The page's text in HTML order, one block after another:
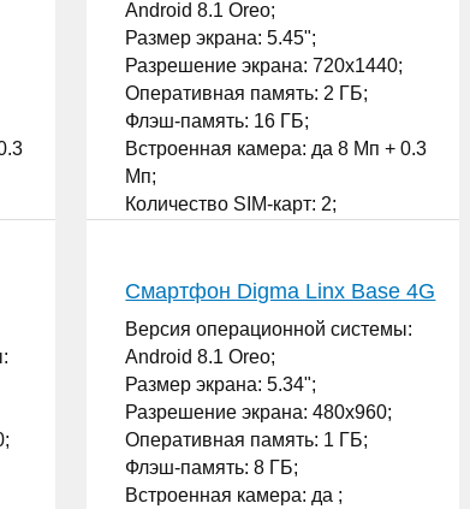
Android 8.1 Oreo;
Размер экрана: 5.45";
Разрешение экрана: 720x1440;
Оперативная память: 2 ГБ;
Флэш-память: 16 ГБ;
Встроенная камера: да 8 Мп + 0.3
Мп;
Количество SIM-карт: 2;
Смартфон Digma Linx Base 4G
Версия операционной системы:
Android 8.1 Oreo;
Размер экрана: 5.34";
Разрешение экрана: 480x960;
Оперативная память: 1 ГБ;
Флэш-память: 8 ГБ;
Встроенная камера: да ;